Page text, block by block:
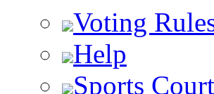
Voting
Help
Sports Court